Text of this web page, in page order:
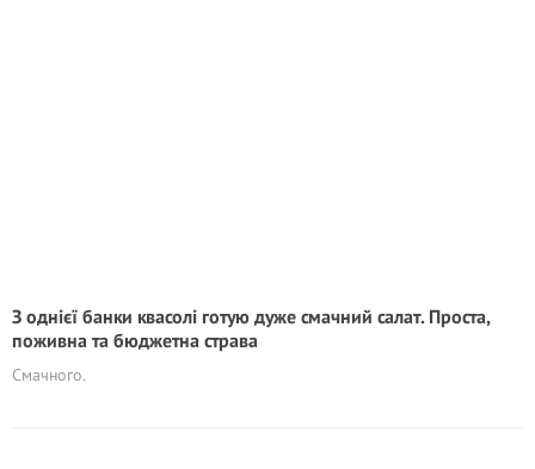
З однієї банки квасолі готую дуже смачний салат. Проста,
поживна та бюджетна страва
Смачного.